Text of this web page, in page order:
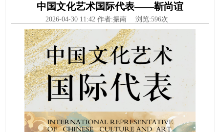
中国文化艺术国际代表——靳尚谊
2026-04-30 11:42 作者:振南 浏览:596次